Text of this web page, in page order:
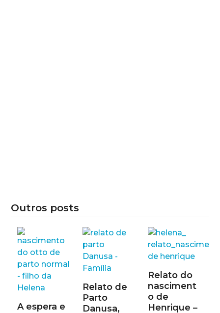
Outros posts
A espera e
Relato de
Parto
Danusa,
Relato do
nasciment
o de
Henrique –